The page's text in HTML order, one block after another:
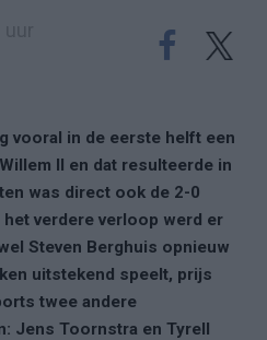
vooral in de eerste helft een
II en dat resulteerde in
was direct ook de 2-0
verdere verloop werd er
Steven Berghuis opnieuw
uitstekend speelt, prijs
twee andere
Jens Toornstra en Tyrell